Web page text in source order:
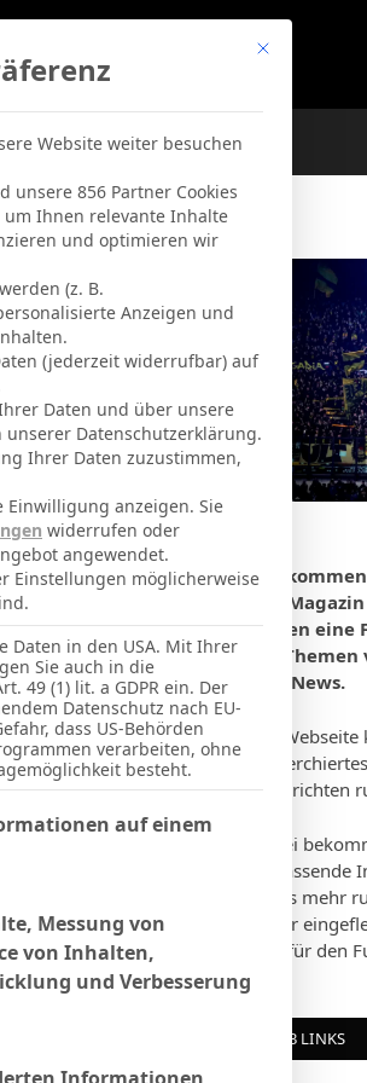
Netradio Erfolge
2
Das
bieten eine
die
und News.
Die
Nachrichten
Dabei
vieles mehr
ist für
sich für den
BVB LINKS
Mit diesem
Website weiter besuchen
856 Partner Cookies
um Ihnen relevante Inhalte
und optimieren wir
(z. B.
Anzeigen und
(jederzeit widerrufbar) auf
Daten und über unsere
unserer Datenschutzerklärung.
Ihrer Daten zuzustimmen,
anzeigen. Sie
widerrufen oder
angewendet.
Einstellungen möglicherweise
Daten in den USA. Mit Ihrer
Sie auch in die
49 (1) lit. a GDPR ein. Der
Datenschutz nach EU-
dass US-Behörden
verarbeiten, ohne
besteht.
des IAB Transparency and Consent
auf einem
Messung von
von Inhalten,
und Verbesserung